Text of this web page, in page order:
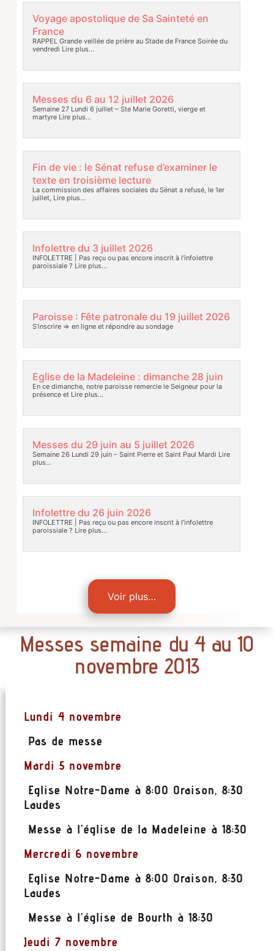
Voyage apostolique de Sa Sainteté en
France
RAPPEL Grande veillée de prière au Stade de France Soirée du
vendredi Lire plus…
Messes du 6 au 12 juillet 2026
Semaine 27 Lundi 6 juillet – Ste Marie Goretti, vierge et
martyreLire plus…
Fin de vie : le Sénat refuse d’examiner le
texte en troisième lecture
La commission des affaires sociales du Sénat a refusé, le 1er
juillet, Lire plus…
Infolettre du 3 juillet 2026
INFOLETTRE | Pas reçu ou pas encore inscrit à l’infolettre
paroissiale ? Lire plus…
Paroisse : Fête patronale du 19 juillet 2026
S’inscrire => en ligne et répondre au sondage
Eglise de la Madeleine : dimanche 28 juin
En ce dimanche, notre paroisse remercie le Seigneur pour la
présence etLire plus…
Messes du 29 juin au 5 juillet 2026
Semaine 26 Lundi 29 juin – Saint Pierre et Saint Paul Mardi Lire
plus…
Infolettre du 26 juin 2026
INFOLETTRE | Pas reçu ou pas encore inscrit à l’infolettre
paroissiale ? Lire plus…
Voir plus…
Messes semaine du 4 au 10
novembre 2013
Lundi 4 novembre
Pas de messe
Mardi 5 novembre
Eglise Notre-Dame à 8:00 Oraison, 8:30
Laudes
Messe à l’église de la Madeleine à 18:30
Mercredi 6 novembre
Eglise Notre-Dame à 8:00 Oraison, 8:30
Laudes
Messe à l’église de Bourth à 18:30
Jeudi 7 novembre